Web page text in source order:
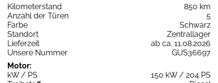
Kilometerstand
850 km
Anzahl der Türen
5
Farbe
Schwarz
Standort
Zentrallager
Lieferzeit
ab ca. 11.08.2026
Unsere Nummer
GUS36697
Motor:
kW / PS
150 kW / 204 PS